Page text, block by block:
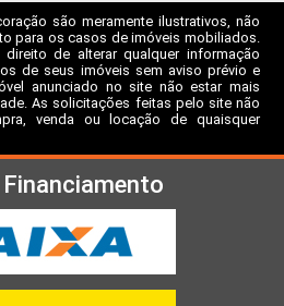
são meramente ilustrativos, não
para os casos de imóveis mobiliados.
de alterar qualquer informação
de seus imóveis sem aviso prévio e
anunciado no site não estar mais
As solicitações feitas pelo site não
venda ou locação de quaisquer